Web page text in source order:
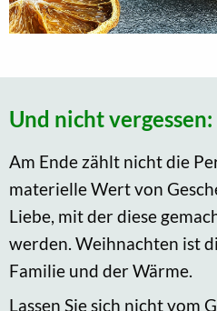
Und nicht vergessen:
Am Ende zählt nicht die
materielle Wert von
Liebe, mit der diese
werden. Weihnachten ist
Familie und der Wärme.
Lassen Sie sich nicht vom